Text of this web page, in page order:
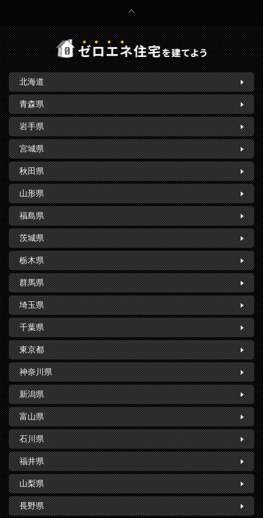
北海道
青森県
岩手県
宮城県
秋田県
山形県
福島県
茨城県
栃木県
群馬県
埼玉県
千葉県
東京都
神奈川県
新潟県
富山県
石川県
福井県
山梨県
長野県